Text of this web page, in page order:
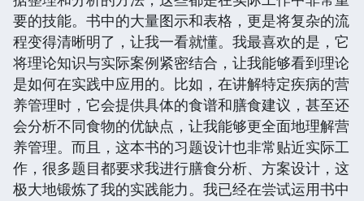
要的技能。书中的大量图示和表格，更是将复杂的流
程变得清晰明了，让我一看就懂。我最喜欢的是，它
将理论知识与实际案例紧密结合，让我能够看到理论
是如何在实践中应用的。比如，在讲解特定疾病的营
养管理时，它会提供具体的食谱和膳食建议，甚至还
会分析不同食物的优缺点，让我能够更全面地理解营
养管理。而且，这本书的习题设计也非常贴近实际工
作，很多题目都要求我进行膳食分析、方案设计，这
极大地锻炼了我的实践能力。我已经在尝试运用书中